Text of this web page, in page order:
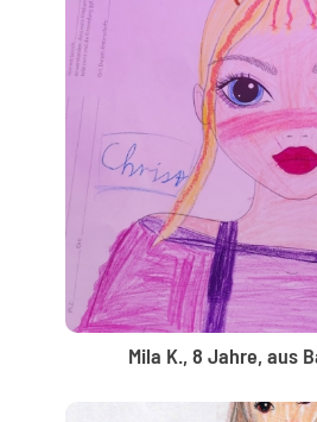
Mila K., 8 Jahre, aus